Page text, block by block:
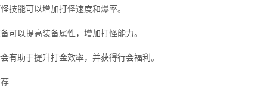
技能可以增加打怪速度和爆率。
可以提高装备属性，增加打怪能力。
有助于提升打金效率，并获得行会福利。